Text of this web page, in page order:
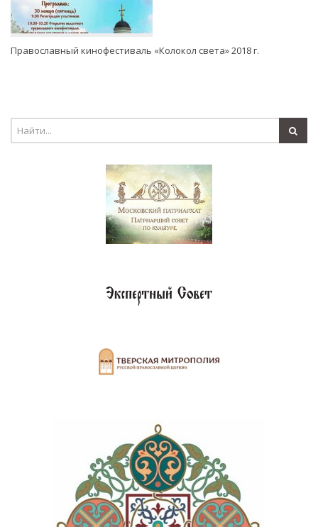
Православный кинофестиваль «Колокол света» 2018 г.